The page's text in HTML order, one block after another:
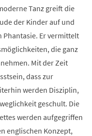
Tanz greift die
der Kinder auf und
Er vermittelt
die ganz
Mit der Zeit
dass zur
werden Disziplin,
geschult. Die
werden aufgegriffen
englischen Konzept,